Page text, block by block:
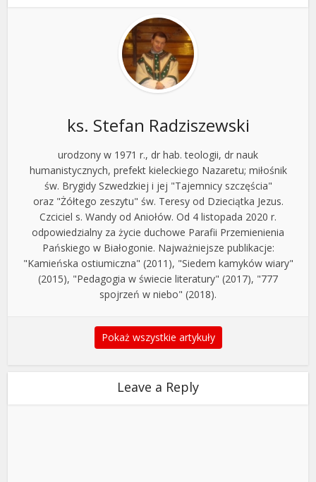
ks. Stefan Radziszewski
urodzony w 1971 r., dr hab. teologii, dr nauk
humanistycznych, prefekt kieleckiego Nazaretu; miłośnik
św. Brygidy Szwedzkiej i jej "Tajemnicy szczęścia"
oraz "Żółtego zeszytu" św. Teresy od Dzieciątka Jezus.
Czciciel s. Wandy od Aniołów. Od 4 listopada 2020 r.
odpowiedzialny za życie duchowe Parafii Przemienienia
Pańskiego w Białogonie. Najważniejsze publikacje:
"Kamieńska ostiumiczna" (2011), "Siedem kamyków wiary"
(2015), "Pedagogia w świecie literatury" (2017), "777
spojrzeń w niebo" (2018).
Pokaż wszystkie artykuły
Leave a Reply